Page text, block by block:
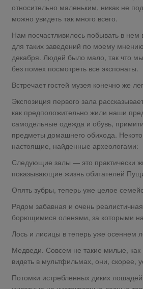
относительно маленьким, никак не
можно увидеть так много всего.
Нам посчастливилось побывать в
для таких заведений по моему
декабря. Людей было мало, так что
без помех посмотреть все экспонаты.
Встречает гостей музея конечно же
Экспозиция первого зала
как предположительно жили наши
самодельные одежда и обувь,
предметы домашнего обихода.
настоящие, найденные археологами:
Следующие залы — это практически
показывающие жизнь обитателей
Опять зубры, теперь уже целое
Рядом забавная и очень
борющимися оленями, за которыми
Лось и лисицы в теперь уже осеннем
Медведи. Совсем не такие милые,
видеть в мультфильмах, они, скорее,
Потомки истребленных диких